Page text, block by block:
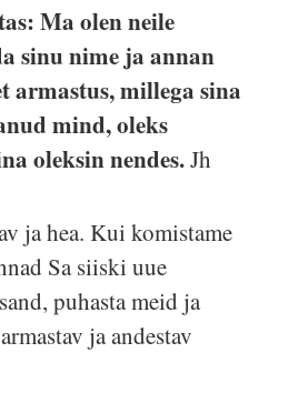
Ma olen neile
sinu nime ja annan
armastus, millega sina
mind, oleks
oleksin nendes.Jh
ja hea. Kui komistame
Sa siiski uue
puhasta meid ja
ja andestav